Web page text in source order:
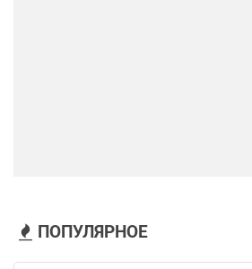
ПОПУЛЯРНОЕ